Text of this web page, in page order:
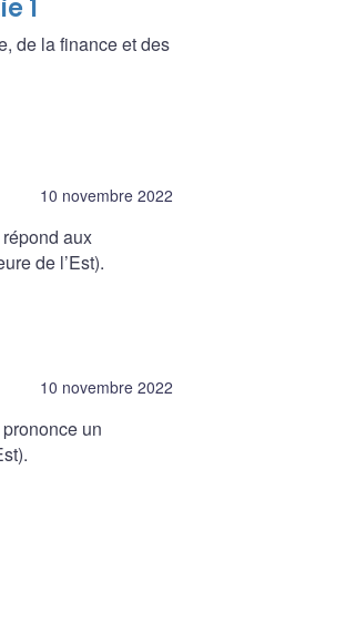
1
de la finance et des
10 novembre 2022
aux
de l’Est).
10 novembre 2022
un